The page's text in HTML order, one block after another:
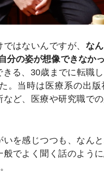
はないんですが、 な
分の姿が想像できなか
る、30歳までに転職
。当時は医療系の出版
ど、医療や研究職で
を感じつつも、なん
でよく聞く話のよう